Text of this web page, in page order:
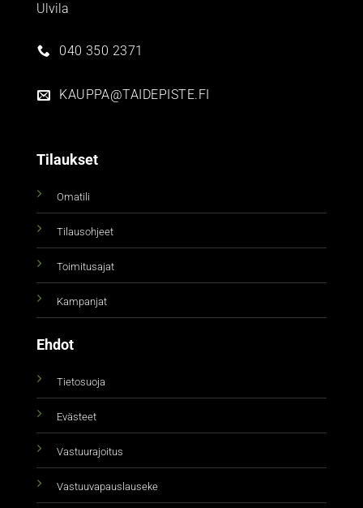
Ulvila
040 350 2371
KAUPPA@TAIDEPISTE.FI
Tilaukset
Omatili
Tilausohjeet
Toimitusajat
Kampanjat
Ehdot
Tietosuoja
Evästeet
Vastuurajoitus
Vastuuvapauslauseke